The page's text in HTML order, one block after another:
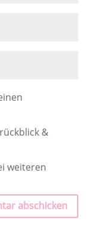
&
weiteren
abschicken